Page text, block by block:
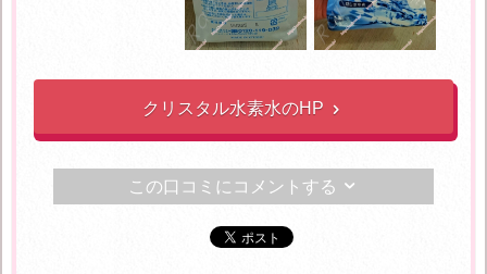
クリスタル水素水のHP 
この口コミにコメントする 